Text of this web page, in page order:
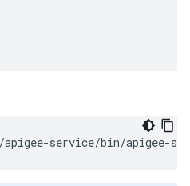
/apigee-service/bin/apigee-